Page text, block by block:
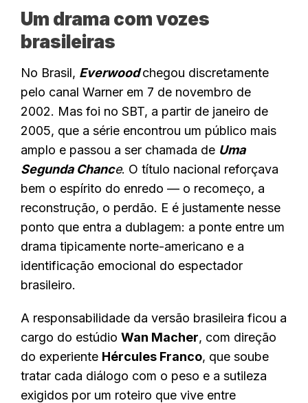
Um drama com vozes
brasileiras
No Brasil, Everwood chegou discretamente
pelo canal Warner em 7 de novembro de
2002. Mas foi no SBT, a partir de janeiro de
2005, que a série encontrou um público mais
amplo e passou a ser chamada de Uma
Segunda Chance. O título nacional reforçava
bem o espírito do enredo — o recomeço, a
reconstrução, o perdão. E é justamente nesse
ponto que entra a dublagem: a ponte entre um
drama tipicamente norte-americano e a
identificação emocional do espectador
brasileiro.
A responsabilidade da versão brasileira ficou a
cargo do estúdio Wan Macher, com direção
do experiente Hércules Franco, que soube
tratar cada diálogo com o peso e a sutileza
exigidos por um roteiro que vive entre